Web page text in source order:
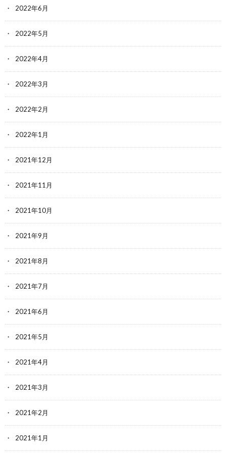
2022年6月
2022年5月
2022年4月
2022年3月
2022年2月
2022年1月
2021年12月
2021年11月
2021年10月
2021年9月
2021年8月
2021年7月
2021年6月
2021年5月
2021年4月
2021年3月
2021年2月
2021年1月